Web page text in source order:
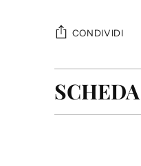
CONDIVIDI